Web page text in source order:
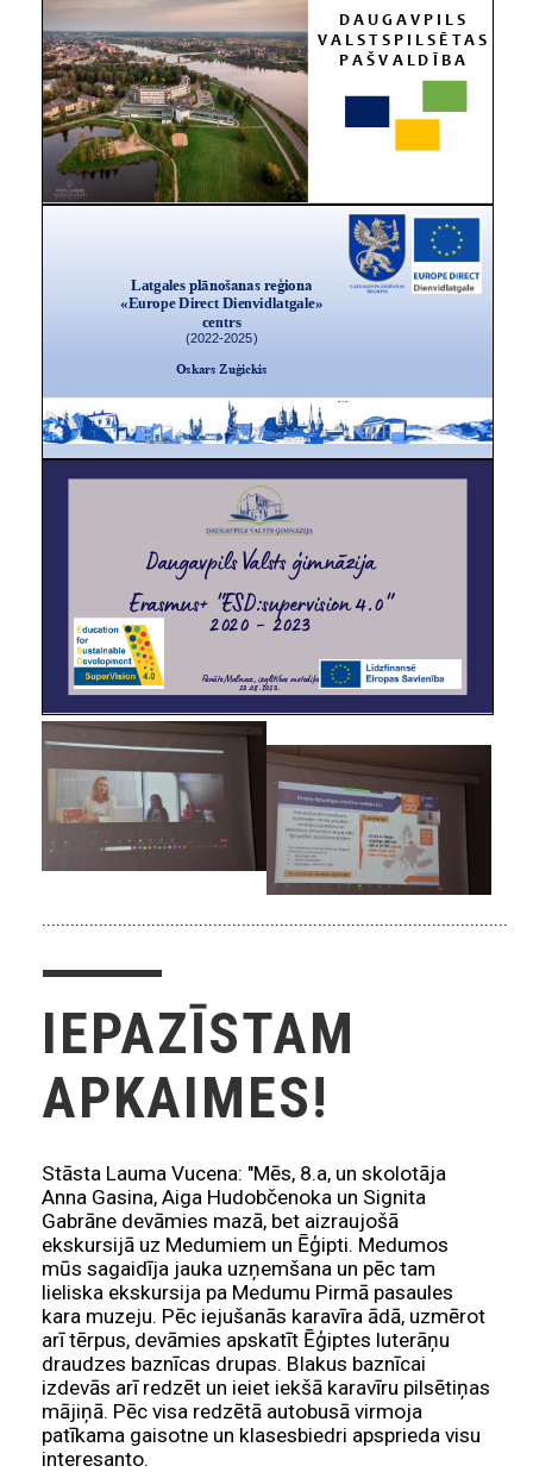
IEPAZĪSTAM
APKAIMES!
Stāsta Lauma Vucena: "Mēs, 8.a, un skolotāja
Anna Gasina, Aiga Hudobčenoka un Signita
Gabrāne devāmies mazā, bet aizraujošā
ekskursijā uz Medumiem un Ēģipti. Medumos
mūs sagaidīja jauka uzņemšana un pēc tam
lieliska ekskursija pa Medumu Pirmā pasaules
kara muzeju. Pēc iejušanās karavīra ādā, uzmērot
arī tērpus, devāmies apskatīt Ēģiptes luterāņu
draudzes baznīcas drupas. Blakus baznīcai
izdevās arī redzēt un ieiet iekšā karavīru pilsētiņas
mājiņā. Pēc visa redzētā autobusā virmoja
patīkama gaisotne un klasesbiedri apsprieda visu
interesanto.